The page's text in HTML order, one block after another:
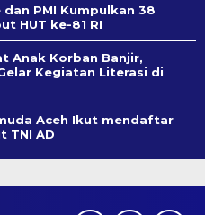
PMI Kumpulkan 38
HUT ke-81 RI
Anak Korban Banjir,
Kegiatan Literasi di
Aceh Ikut mendaftar
TNI AD